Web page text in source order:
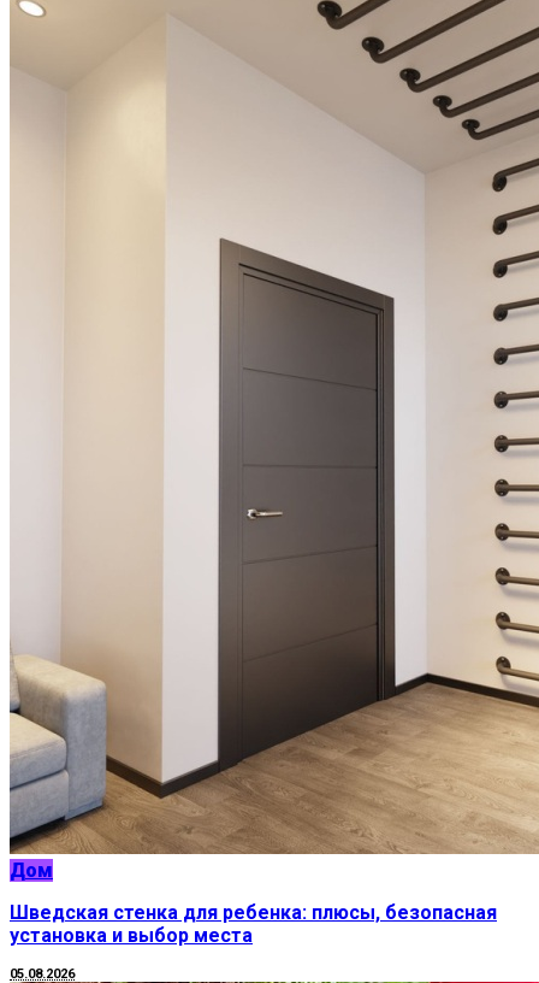
Дом
Шведская стенка для ребенка: плюсы, безопасная
установка и выбор места
05.08.2026